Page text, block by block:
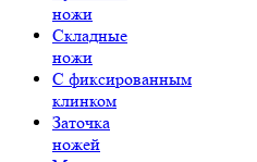
ножи
Складные
ножи
C фиксированным
клинком
Заточка
ножей